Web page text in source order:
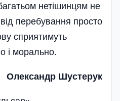
нетішинцям не
перебування просто
сприятимуть
і морально.
Олександр Шустерук